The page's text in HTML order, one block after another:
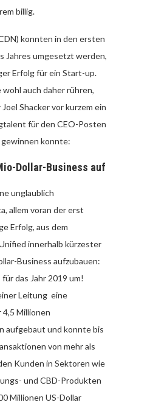
billig.
konnten in den ersten
Jahres umgesetzt werden,
Erfolg für ein Start-up.
auch daher rühren,
Shacker vor kurzem ein
für den CEO-Posten
konnte:
Dollar-Business auf
unglaublich
allem voran der erst
Erfolg, aus dem
innerhalb kürzester
Business aufzubauen:
das Jahr 2019 um!
Leitung eine
Millionen
aufgebaut und konnte bis
von mehr als
Kunden in Sektoren wie
und CBD-Produkten
Millionen US-Dollar